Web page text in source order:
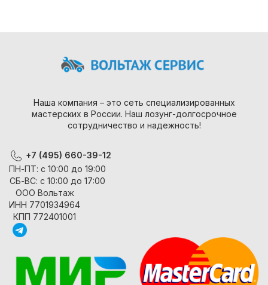
Наша компания – это сеть специализированных
мастерских в России. Наш лозунг-долгосрочное
сотрудничество и надежность!
+7 (495) 660-39-12
ПН-ПТ: с 10:00 до 19:00
СБ-ВС: с 10:00 до 17:00
ООО Вольтаж
ИНН 7701934964
КПП 772401001